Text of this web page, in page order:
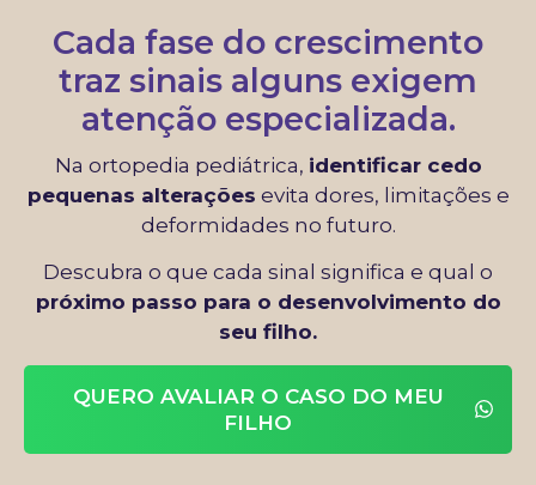
Cada fase do crescimento
traz sinais alguns exigem
atenção especializada.
Na ortopedia pediátrica, identificar cedo
pequenas alterações evita dores, limitações e
deformidades no futuro.
Descubra o que cada sinal significa e qual o
próximo passo para o desenvolvimento do
seu filho.
QUERO AVALIAR O CASO DO MEU
FILHO